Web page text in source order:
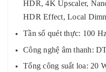
HDR, 4K Upscaler,
HDR Effect, Local
Tần số quét thực: 100
Công nghệ âm thanh:
Tổng công suất loa: 20